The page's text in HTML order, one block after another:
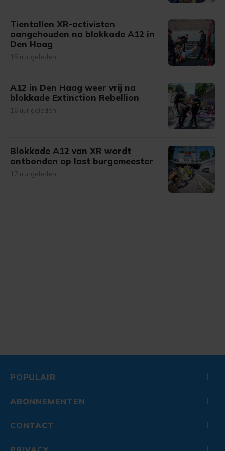
Tientallen XR-activisten
aangehouden na blokkade A12 in
Den Haag
15 uur geleden
A12 in Den Haag weer vrij na
blokkade Extinction Rebellion
16 uur geleden
Blokkade A12 van XR wordt
ontbonden op last burgemeester
17 uur geleden
POPULAIR
ABONNEMENTEN
CONTACT